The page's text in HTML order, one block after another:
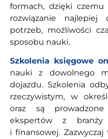
formach, dzięki
rozwiązanie najlepiej
potrzeb, możliwości
sposobu nauki.
Szkolenia księgowe
nauki z dowolnego
dojazdu. Szkolenia
rzeczywistym, w
oraz są prowadzone
ekspertów z branży
i finansowej.